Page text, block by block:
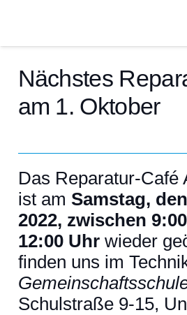
Nächstes
am 1. Oktober
Das Reparatur-Café
ist am Samstag,
2022, zwischen
12:00 Uhrwieder
finden uns im
Schulstraße 9-15,